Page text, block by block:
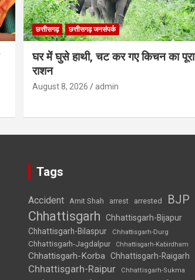
छत्तीसगढ़ छत्तीसगढ़ जनसंपर्क
घर में घुसे हाथी, चट कर गए किचन का पूरा
राशन
August 8, 2026 admin
Tags
Accident Amit Shah arrest arrested BJP
Chhattisgarh
Chhattisgarh-Bijapur
Chhattisgarh-Bilaspur
Chhattisgarh-Durg
Chhattisgarh-Jagdalpur Chhattisgarh-Kabirdham
Chhattisgarh-Korba Chhattisgarh-Raigarh
Chhattisgarh-Raipur
Chhattisgarh-Sukma